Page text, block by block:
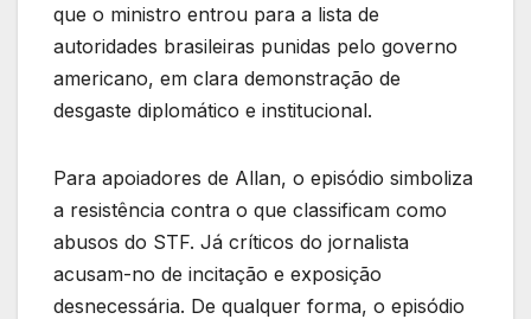
que o ministro entrou para a lista de
autoridades brasileiras punidas pelo governo
americano, em clara demonstração de
desgaste diplomático e institucional.
Para apoiadores de Allan, o episódio simboliza
a resistência contra o que classificam como
abusos do STF. Já críticos do jornalista
acusam-no de incitação e exposição
desnecessária. De qualquer forma, o episódio